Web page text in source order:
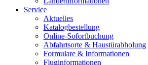
Service
Aktuelles
Katalogbestellung
Online-Sofortbuchung
Abfahrtsorte & Haustürabholung
Formulare & Informationen
Fluginformationen